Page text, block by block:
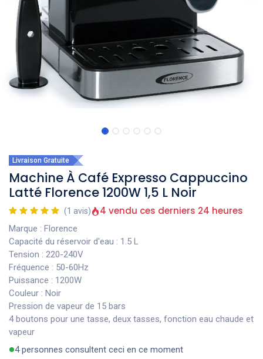
Livraison Gratuite
Machine À Café Expresso Cappuccino
Latté Florence 1200W 1,5 L Noir
(1 avis) 4 vendu ces derniers 24 heures
Marque : Florence
Capacité du réservoir d'eau : 1.5 L
Tension : 220-240V
Fréquence : 50-60Hz
Puissance : 1200W
Couleur : Noir
Pression de vapeur de 15 bars
4 boutons pour une tasse, deux tasses, fonction eau chaude et
vapeur
4 personnes consultent ceci en ce moment